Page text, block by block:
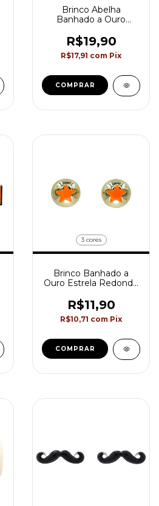
Brinco Abelha
Banhado a Ouro
BC2879
R$19,90
R$17,91 com Pix
COMPRAR
3 cores
Brinco Banhado a
Ouro Estrela Redondo
BC2829
R$11,90
R$10,71 com Pix
COMPRAR